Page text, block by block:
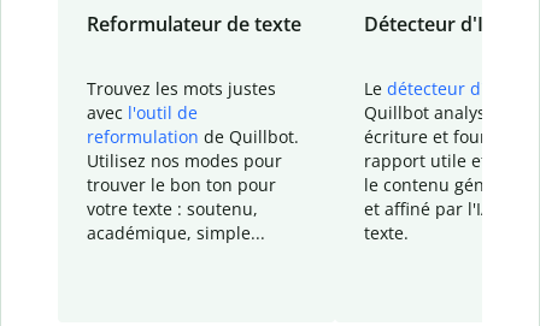
Reformulateur de texte
Trouvez les mots justes
avec l'outil de
reformulation de Quillbot.
Utilisez nos modes pour
trouver le bon ton pour
votre texte : soutenu,
académique, simple...
Détecteur d'IA
Le détecteur d'IA
Quillbot analyse votre
écriture et fournit un
rapport utile et
le contenu généré
et affiné par l'IA
texte.